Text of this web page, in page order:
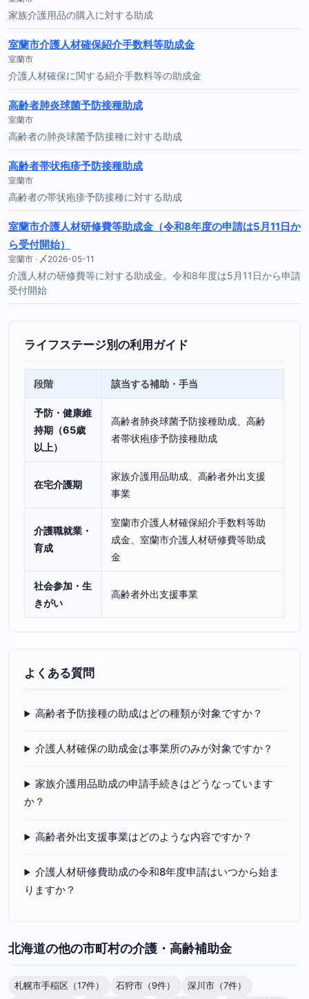
家族介護用品の購入に対する助成
室蘭市介護人材確保紹介手数料等助成金
室蘭市
介護人材確保に関する紹介手数料等の助成金
高齢者肺炎球菌予防接種助成
室蘭市
高齢者の肺炎球菌予防接種に対する助成
高齢者帯状疱疹予防接種助成
室蘭市
高齢者の帯状疱疹予防接種に対する助成
室蘭市介護人材研修費等助成金（令和8年度の申請は5月11日か
ら受付開始）
室蘭市 · 〆2026-05-11
介護人材の研修費等に対する助成金。令和8年度は5月11日から申請
受付開始
ライフステージ別の利用ガイド
段階 該当する補助・手当
予防・健康維
持期（65歳
以上）
高齢者肺炎球菌予防接種助成、高齢
者帯状疱疹予防接種助成
在宅介護期
家族介護用品助成、高齢者外出支援
事業
介護職就業・
育成
室蘭市介護人材確保紹介手数料等助
成金、室蘭市介護人材研修費等助成
金
社会参加・生
きがい
高齢者外出支援事業
よくある質問
高齢者予防接種の助成はどの種類が対象ですか？
介護人材確保の助成金は事業所のみが対象ですか？
家族介護用品助成の申請手続きはどうなっています
か？
高齢者外出支援事業はどのような内容ですか？
介護人材研修費助成の令和8年度申請はいつから始ま
りますか？
北海道の他の市町村の介護・高齢補助金
札幌市手稲区（17件） 石狩市（9件）
深川市（7件）